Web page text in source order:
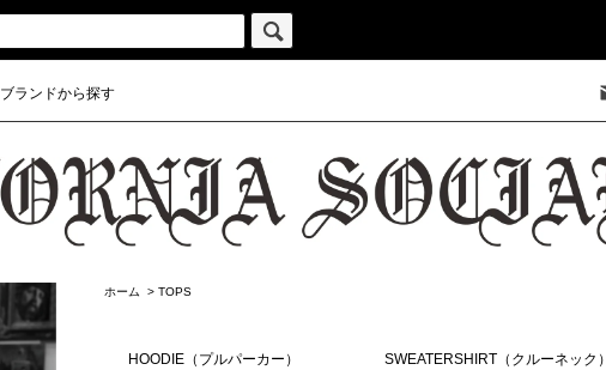
ブランドから探す
ホーム > TOPS
HOODIE（プルパーカー） SWEATERSHIRT（クルーネック）